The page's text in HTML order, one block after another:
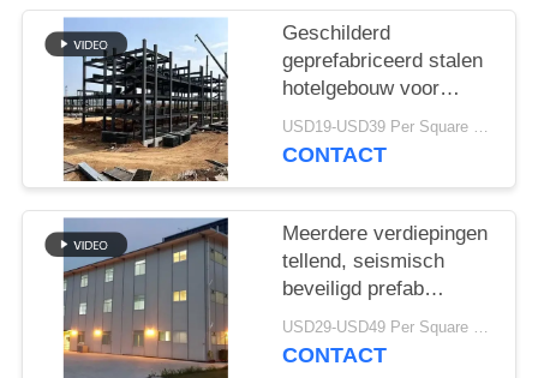
PRIVACY
POLICY
Geschilderd
geprefabriceerd stalen
hotelgebouw voor
resortprojecten
USD19-USD39 Per Square Meter MOQ:200 vierkante meter
CONTACT
Meerdere verdiepingen
tellend, seismisch
beveiligd prefab
hotelgebouw
USD29-USD49 Per Square Meter MOQ:200 vierkante meter
CONTACT